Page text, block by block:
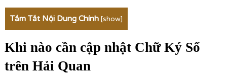
Tắm Tắt Nội Dung Chính [show]
Khi nào cần cập nhật Chữ Ký Số
trên Hải Quan